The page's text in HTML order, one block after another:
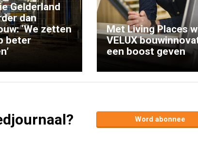
Gelderland
dan
‘We zetten
beter
Met Living Places
VELUX
een boost geven
Word abonnee